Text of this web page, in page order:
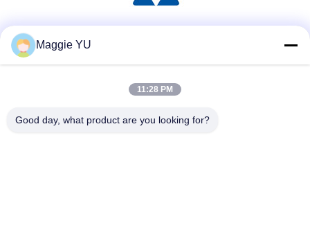
Maggie YU
11:28 PM
Good day, what product are you looking for?